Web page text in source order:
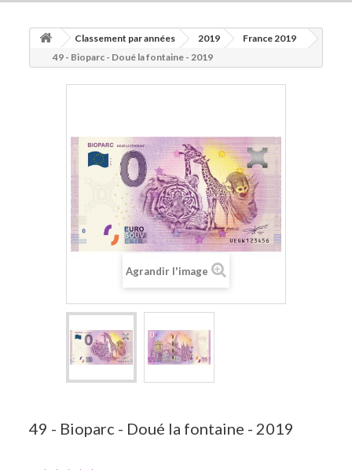
AUTRES BILLETS FANTAISIES
BILLETS ZÉRO SOUVENIR ITALIENS
F.A.Q (FOIRE AUX QUESTIONS)
Classement par années 2019
France 2019
49 - Bioparc - Doué la fontaine - 2019
Agrandir l'image
49 - Bioparc - Doué la fontaine - 2019